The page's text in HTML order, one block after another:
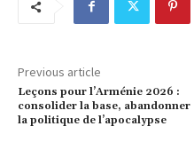
Previous article
Leçons pour l’Arménie 2026 :
consolider la base, abandonner
la politique de l’apocalypse